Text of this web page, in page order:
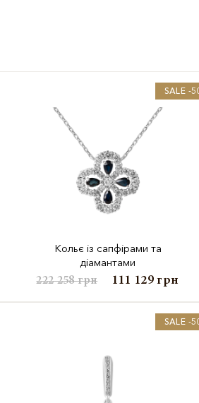
SALE -
Кольє із сапфірами та
діамантами
222 258грн 111 129грн
SALE -